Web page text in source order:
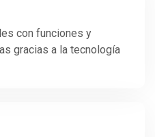
con funciones y
gracias a la tecnología